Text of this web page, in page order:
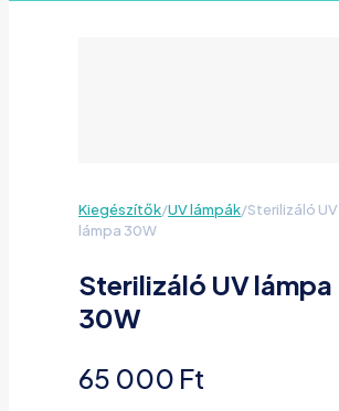
Kiegészítők/UV lámpák/Sterilizáló UV
lámpa 30W
Sterilizáló UV lámpa
30W
65 000 Ft